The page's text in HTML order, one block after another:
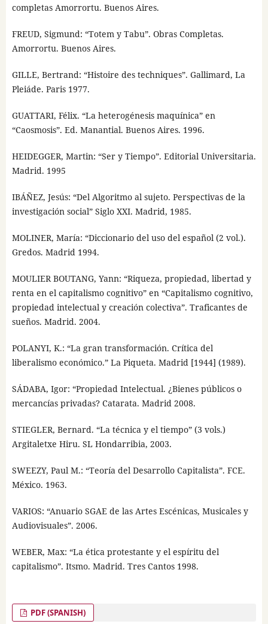
completas Amorrortu. Buenos Aires.
FREUD, Sigmund: “Totem y Tabu”. Obras Completas.
Amorrortu. Buenos Aires.
GILLE, Bertrand: “Histoire des techniques”. Gallimard, La
Pleiáde. Paris 1977.
GUATTARI, Félix. “La heterogénesis maquínica” en
“Caosmosis”. Ed. Manantial. Buenos Aires. 1996.
HEIDEGGER, Martin: “Ser y Tiempo”. Editorial Universitaria.
Madrid. 1995
IBÁÑEZ, Jesús: “Del Algoritmo al sujeto. Perspectivas de la
investigación social” Siglo XXI. Madrid, 1985.
MOLINER, María: “Diccionario del uso del español (2 vol.).
Gredos. Madrid 1994.
MOULIER BOUTANG, Yann: “Riqueza, propiedad, libertad y
renta en el capitalismo cognitivo” en “Capitalismo cognitivo,
propiedad intelectual y creación colectiva”. Traficantes de
sueños. Madrid. 2004.
POLANYI, K.: “La gran transformación. Crítica del
liberalismo económico.” La Piqueta. Madrid [1944] (1989).
SÁDABA, Igor: “Propiedad Intelectual. ¿Bienes públicos o
mercancías privadas? Catarata. Madrid 2008.
STIEGLER, Bernard. “La técnica y el tiempo” (3 vols.)
Argitaletxe Hiru. SL Hondarribia, 2003.
SWEEZY, Paul M.: “Teoría del Desarrollo Capitalista”. FCE.
México. 1963.
VARIOS: “Anuario SGAE de las Artes Escénicas, Musicales y
Audiovisuales”. 2006.
WEBER, Max: “La ética protestante y el espíritu del
capitalismo”. Itsmo. Madrid. Tres Cantos 1998.
PDF (SPANISH)